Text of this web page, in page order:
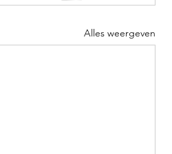
Alles weergeven